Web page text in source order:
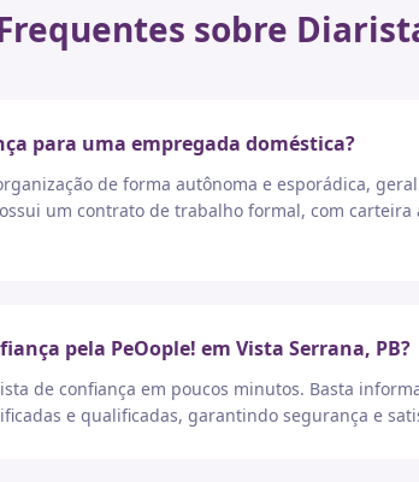
sobre
para uma empregada doméstica?
de forma autônoma e esporádica,
um contrato de trabalho formal, com
pela PeOople! em Vista Serrana, PB?
de confiança em poucos minutos. Basta
e qualificadas, garantindo segurança e